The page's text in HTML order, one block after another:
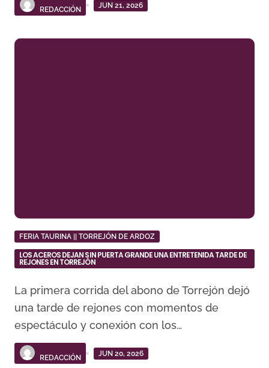
REDACCIÓN
JUN 21, 2026
FERIA TAURINA || TORREJÓN DE ARDOZ
LOS ACEROS DEJAN SIN PUERTA GRANDE UNA ENTRETENIDA TARDE DE
REJONES EN TORREJÓN
La primera corrida del abono de Torrejón dejó
una tarde de rejones con momentos de
espectáculo y conexión con los…
REDACCIÓN
JUN 20, 2026